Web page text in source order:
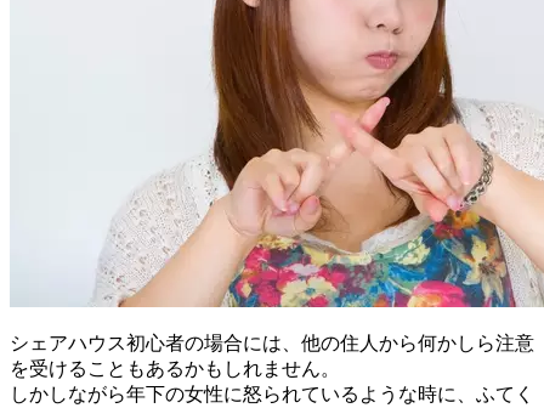
シェアハウス初心者の場合には、他の住人から何かしら注意
を受けることもあるかもしれません。
しかしながら年下の女性に怒られているような時に、ふてく